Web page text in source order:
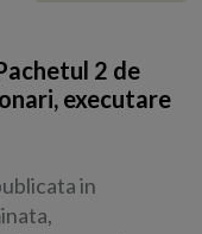
2 de
executare
in